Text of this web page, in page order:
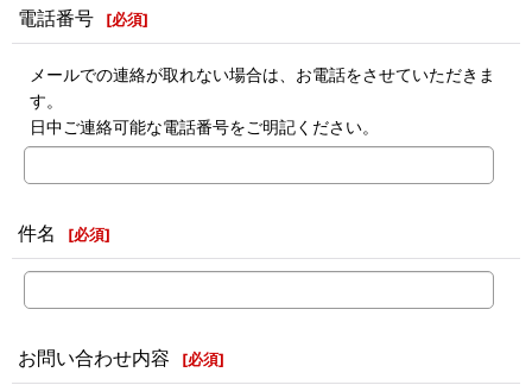
電話番号 [必須]
メールでの連絡が取れない場合は、お電話をさせていただきま
す。
日中ご連絡可能な電話番号をご明記ください。
件名 [必須]
お問い合わせ内容 [必須]